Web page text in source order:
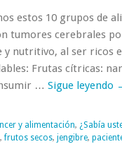
estos 10 grupos de
tumores cerebrales
y nutritivo, al ser ricos
Frutas cítricas:
… Sigue leyendo
y alimentación, ¿Sabía
,frutos secos, jengibre,